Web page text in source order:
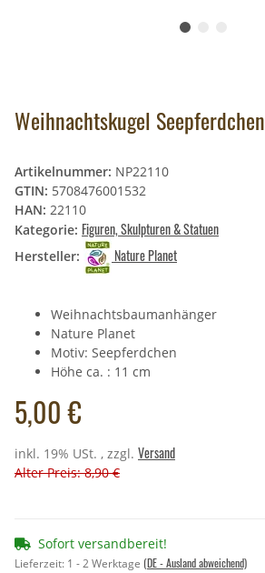
Weihnachtskugel Seepferdchen
Artikelnummer: NP22110
GTIN: 5708476001532
HAN: 22110
Kategorie: Figuren, Skulpturen & Statuen
Hersteller: Nature Planet
Weihnachtsbaumanhänger
Nature Planet
Motiv: Seepferdchen
Höhe ca. : 11 cm
5,00 €
inkl. 19% USt. , zzgl. Versand
Alter Preis: 8,90 €
Sofort versandbereit!
Lieferzeit: 1 - 2 Werktage (DE - Ausland abweichend)